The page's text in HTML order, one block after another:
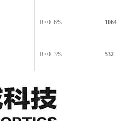
R<0 .6% 1064
R<0 .3% 532